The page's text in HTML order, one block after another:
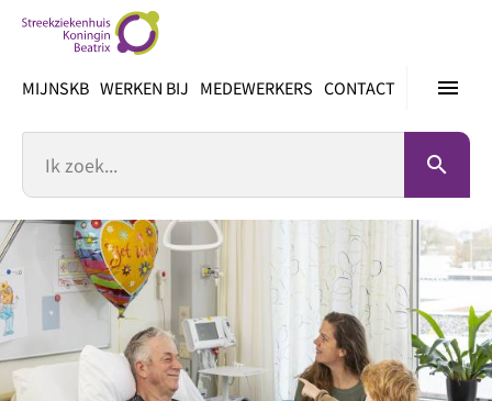
inhoud
menu
MIJNSKB WERKEN BIJ MEDEWERKERS CONTACT
search